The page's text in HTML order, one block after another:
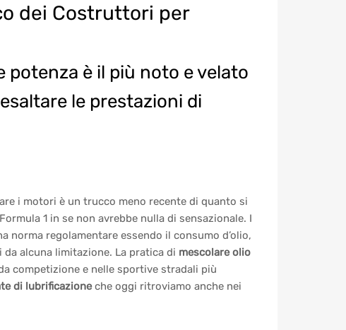
dei Costruttori per
potenza è il più noto e velato
le prestazioni di
i motori è un trucco meno recente di quanto si
1 in se non avrebbe nulla di sensazionale. I
regolamentare essendo il consumo d’olio,
alcuna limitazione. La pratica di mescolare olio
competizione e nelle sportive stradali più
di lubrificazioneche oggi ritroviamo anche nei